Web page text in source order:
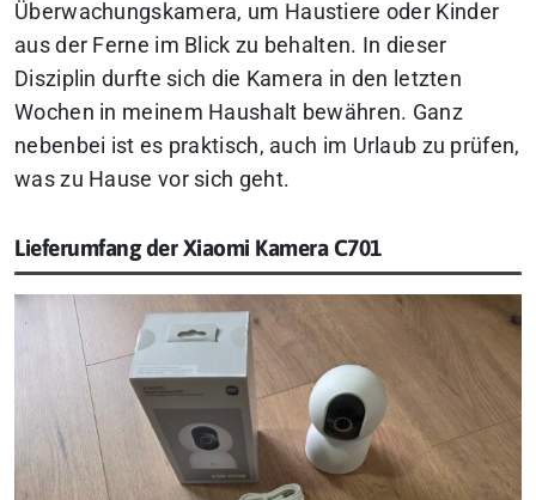
Überwachungskamera, um Haustiere oder Kinder
aus der Ferne im Blick zu behalten. In dieser
Disziplin durfte sich die Kamera in den letzten
Wochen in meinem Haushalt bewähren. Ganz
nebenbei ist es praktisch, auch im Urlaub zu prüfen,
was zu Hause vor sich geht.
Lieferumfang der Xiaomi Kamera C701